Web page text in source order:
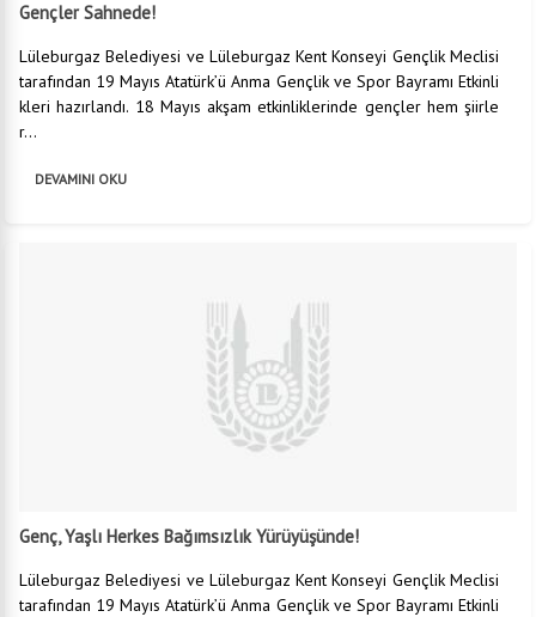
Gençler Sahnede!
Lüleburgaz Belediyesi ve Lüleburgaz Kent Konseyi Gençlik Meclisi
tarafından 19 Mayıs Atatürk’ü Anma Gençlik ve Spor Bayramı Etkinli
kleri hazırlandı. 18 Mayıs akşam etkinliklerinde gençler hem şiirle
r...
DEVAMINI OKU
Genç, Yaşlı Herkes Bağımsızlık Yürüyüşünde!
Lüleburgaz Belediyesi ve Lüleburgaz Kent Konseyi Gençlik Meclisi
tarafından 19 Mayıs Atatürk’ü Anma Gençlik ve Spor Bayramı Etkinli